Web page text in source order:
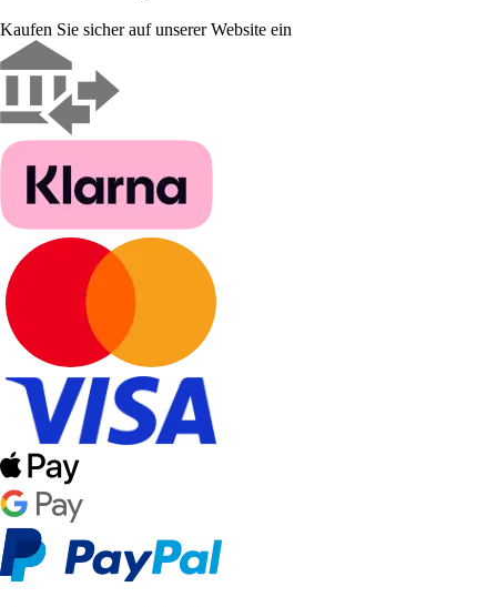
Kaufen Sie sicher auf unserer Website ein